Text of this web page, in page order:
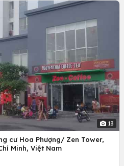
13
cư Hoa Phượng/ Zen Tower,
Minh, Việt Nam